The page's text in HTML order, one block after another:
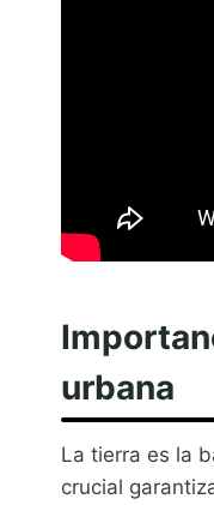
urbana
La tierra es la
crucial